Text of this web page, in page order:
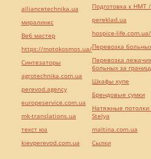
alliancetechnika.ua
миралинкс
Веб мастер
https://motokosmos.ua/
Синтезаторы
agrotechnika.com.ua
perevod.agency
europeservice.com.ua
mk-translations.ua
текст юа
kievperevod.com.ua
Подготовка к НМТ
pereklad.ua
hospice-life.com.ua/
Перевозка
Перевозка лежачих
больных за
Шкафы купе
Брендовые сумки
Натяжные потолки
Stelya
maltina.com.ua
Cылки